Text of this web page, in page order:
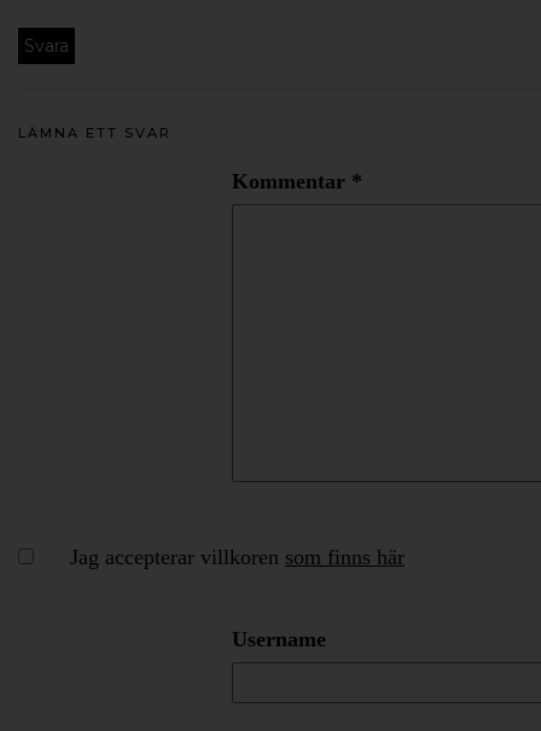
Svara
LÄMNA ETT SVAR
Kommentar *
Jag accepterar villkoren som finns här
Username